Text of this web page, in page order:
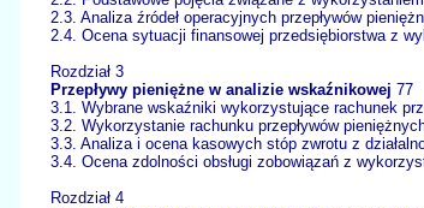
2.3. Analiza źródeł operacyjnych przepływów
2.4. Ocena sytuacji finansowej przedsiębiorstwa z
Rozdział 3
Przepływy pieniężne w analizie wskaźnikowej 77
3.1. Wybrane wskaźniki wykorzystujące rachunek
3.2. Wykorzystanie rachunku przepływów
3.3. Analiza i ocena kasowych stóp zwrotu z
3.4. Ocena zdolności obsługi zobowiązań z
Rozdział 4